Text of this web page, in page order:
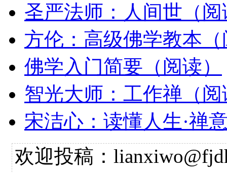
圣严法师：人间世（阅
方伦：高级佛学教本
佛学入门简要（阅读）
智光大师：工作禅（阅
宋洁心：读懂人生·禅
欢迎投稿：